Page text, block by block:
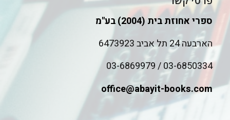
ספרי אחוזת בית (2004) בע"מ
הארבעה 24 תל אביב 6473923
03-6850334 / 03-6869979
office@abayit-books.com